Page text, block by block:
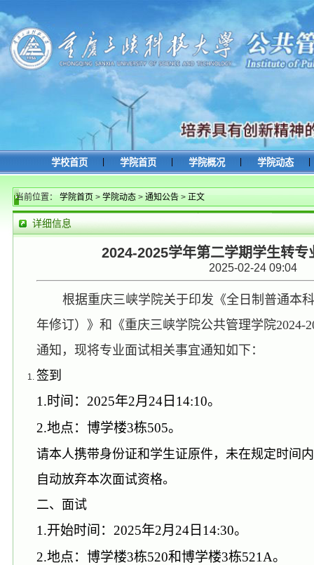
学校首页 学院首页 学院概况 学院动态
当前位置： 学院首页 > 学院动态 > 通知公告 > 正文
详细信息
2024-2025学年第二学期学生转专
2025-02-24 09:04
根据重庆三峡学院关于印发《全日制普通本
年修订）》和《重庆三峡学院公共管理学院2024-
通知，现将专业面试相关事宜通知如下：
签到
1.时间：2025年2月24日14:10。
2.地点：博学楼3栋505。
请本人携带身份证和学生证原件，未在规定时间
自动放弃本次面试资格。
二、面试
1.开始时间：2025年2月24日14:30。
2.地点：博学楼3栋520和博学楼3栋521A。